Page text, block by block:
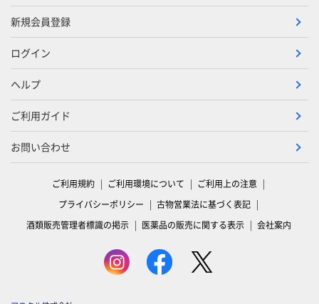
新規会員登録
ログイン
ヘルプ
ご利用ガイド
お問い合わせ
ご利用規約 ご利用環境について
ご利用上の注意
プライバシーポリシー
古物営業法に基づく表記
酒類販売管理者標識の掲示
医薬品の販売に関する表示 会社案内